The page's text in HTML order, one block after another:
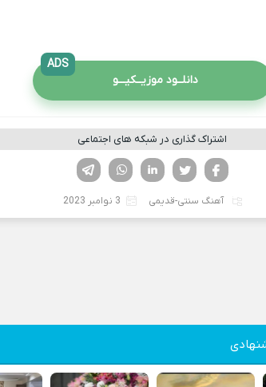
دانلــود موزیــکیـــو
ADS
اشتراک گذاری در شبکه های اجتماعی
لینکدین تویتر
فیسوک
آهنگ سنتی-قدیمی 3 نوامبر 2023